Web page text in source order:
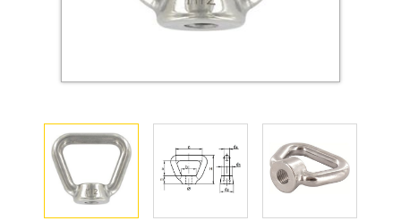
Крюки, кольца с шурупной резьбой
Оснастка и аксессуары для яхт
Пробки
Саморезы и шурупы